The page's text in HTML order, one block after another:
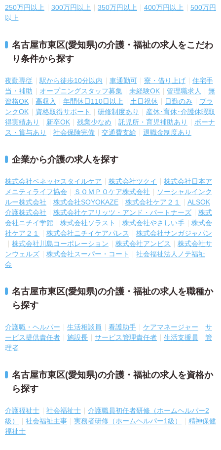
250万円以上 300万円以上 350万円以上 400万円以上
500万円
以上
名古屋市東区(愛知県)の介護・福祉の求人をこだわ
り条件から探す
夜勤専従 駅から徒歩10分以内 車通勤可 寮・借り上げ
住宅手
当・補助
オープニングスタッフ募集 未経験OK 管理職求人
無
資格OK
高収入 年間休日110日以上 土日祝休 日勤のみ
ブラ
ンクOK
資格取得サポート 研修制度あり
産休･育休･介護休暇取
得実績あり
新卒OK 残業少なめ 託児所・育児補助あり
ボーナ
ス・賞与あり
社会保険完備 交通費支給 退職金制度あり
企業から介護の求人を探す
株式会社ベネッセスタイルケア 株式会社ツクイ
株式会社日本ア
メニティライフ協会
ＳＯＭＰＯケア株式会社
ソーシャルインク
ルー株式会社
株式会社SOYOKAZE 株式会社ケア２１
ALSOK
介護株式会社
株式会社ケアリッツ・アンド・パートナーズ
株式
会社ニチイ学館
株式会社ソラスト 株式会社やさしい手
株式会
社ケア２１
株式会社ニチイケアパレス
株式会社サンガジャパン
株式会社川島コーポレーション
株式会社アンビス
株式会社サ
ンウェルズ
株式会社スーパー・コート
社会福祉法人ノテ福祉
会
名古屋市東区(愛知県)の介護・福祉の求人を職種か
ら探す
介護職・ヘルパー 生活相談員 看護助手 ケアマネージャー
サ
ービス提供責任者
施設長 サービス管理責任者 生活支援員
管
理者
名古屋市東区(愛知県)の介護・福祉の求人を資格か
ら探す
介護福祉士 社会福祉士
介護職員初任者研修（ホームヘルパー2
級）
社会福祉主事 実務者研修（ホームヘルパー1級）
精神保健
福祉士